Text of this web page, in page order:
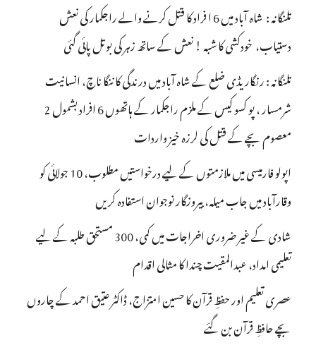
تلنگانہ : شاہ آباد میں 6 ا فراد کا قتل کرنے والے راجکمار کی نعش
دستیاب، خودکشی کا شبہ ! نعش کے ساتھ زہر کی بوتل پائی گئی
تلنگانہ : رنگاریڈی ضلع کے شاہ آباد میں درندگی کا ننگا ناچ، انسانیت
شرمسار ، پو کسو کیس کے ملزم راجکمار کے ہاتھوں 6 افراد بشمول 2
معصوم بچے کے قتل کی لرزہ خیز واردات
اپولو فارمیسی میں ملازمتوں کے لیے درخواستیں مطلوب، 10 جولائی کو
وقارآباد میں جاب میلہ، بیروزگار نوجوان استفادہ کریں
شادی کے غیر ضروری اخراجات میں کمی، 300 مستحق طلبہ کے لیے
تعلیمی امداد، عبدالمقیت چندا کا مثالی اقدام
عصری تعلیم اور حفظِ قرآن کا حسین امتزاج، ڈاکٹر عتیق احمد کے چاروں
بچے حافظِ قرآن بن گئے